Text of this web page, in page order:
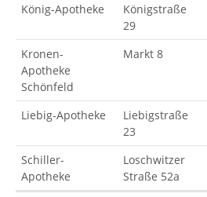
König-Apotheke
Königstraße
29
Kronen-
Apotheke
Schönfeld
Markt 8
Liebig-Apotheke
Liebigstraße
23
Schiller-
Apotheke
Loschwitzer
Straße 52a